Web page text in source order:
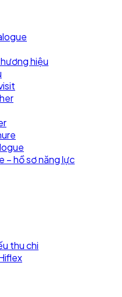
hiệu
– hồ sơ năng lực
thu chi